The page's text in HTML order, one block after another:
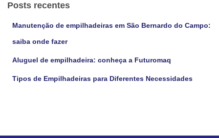
Posts recentes
Manutenção de empilhadeiras em São Bernardo do Campo:
saiba onde fazer
Aluguel de empilhadeira: conheça a Futuromaq
Tipos de Empilhadeiras para Diferentes Necessidades